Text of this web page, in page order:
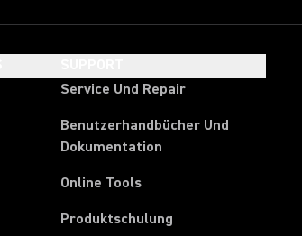
Service Und Repair
Benutzerhandbücher Und
Dokumentation
Online Tools
Produktschulung